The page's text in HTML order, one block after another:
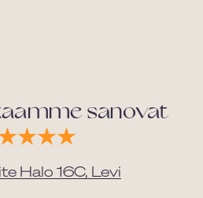
sanovat
Halo 16C, Levi